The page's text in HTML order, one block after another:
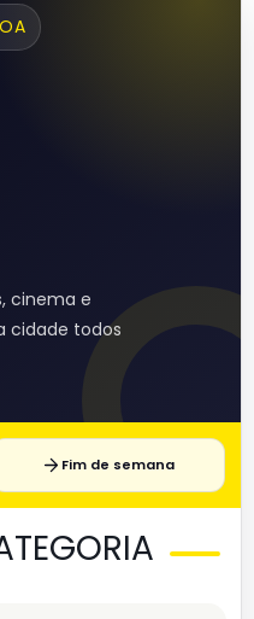
cinema e
cidade todos
Fim de semana